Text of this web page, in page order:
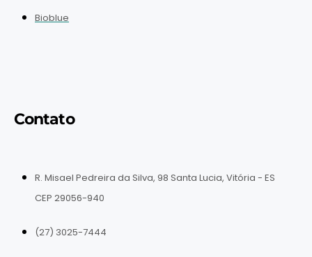
Bioblue
Contato
R. Misael Pedreira da Silva, 98 Santa Lucia, Vitória - ES
CEP 29056-940
(27) 3025-7444